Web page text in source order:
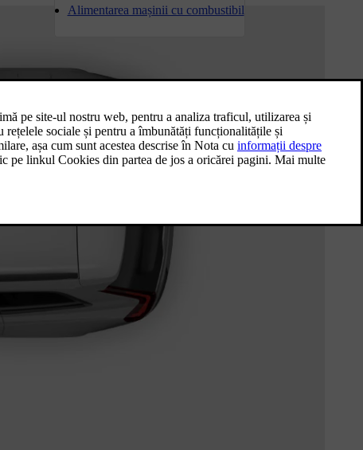
Alimentarea mașinii cu combustibil